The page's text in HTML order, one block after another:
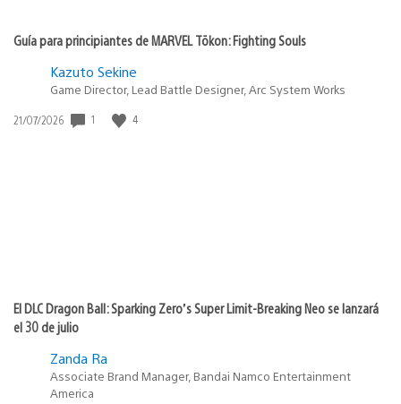
Guía para principiantes de MARVEL Tōkon: Fighting Souls
Kazuto Sekine
Game Director, Lead Battle Designer, Arc System Works
Fecha
21/07/2026 1 4
El DLC Dragon Ball: Sparking Zero’s Super Limit-Breaking Neo se lanzará
el 30 de julio
Zanda Ra
Associate Brand Manager, Bandai Namco Entertainment
America